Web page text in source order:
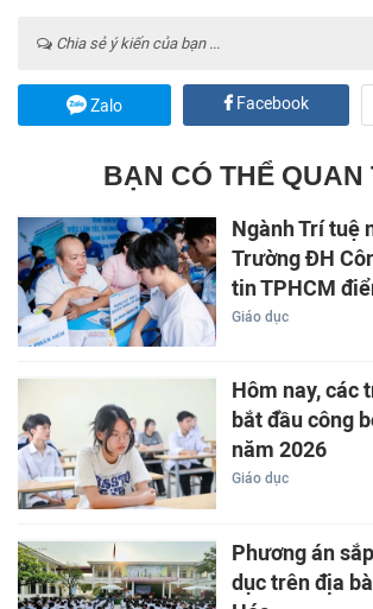
Chia sẻ ý kiến của bạn ...
Zalo Facebook
BẠN CÓ THỂ QUAN
Ngành Trí tuệ
Trường ĐH
tin TPHCM
Giáo dục
Hôm nay, các
bắt đầu công
năm 2026
Giáo dục
Phương án
dục trên địa